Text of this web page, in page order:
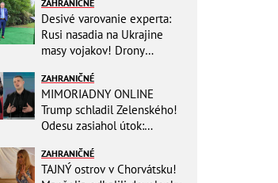
vode ani stopy!
ZAHRANIČNÉ
Desivé varovanie experta:
Rusi nasadia na Ukrajine
masy vojakov! Drony
ZAHRANIČNÉ
MIMORIADNY ONLINE
Trump schladil Zelenského!
Odesu zasiahol útok:
návrate
ZAHRANIČNÉ
TAJNÝ ostrov v Chorvátsku!